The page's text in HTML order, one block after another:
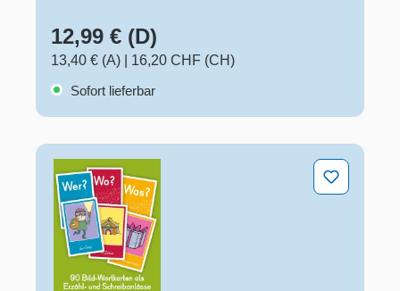
12,99 € (D)
13,40 € (A)
16,20 CHF (CH)
Sofort lieferbar
Wer? Wo? Was? 90 Bild-Wortkarten als Erzähl- und